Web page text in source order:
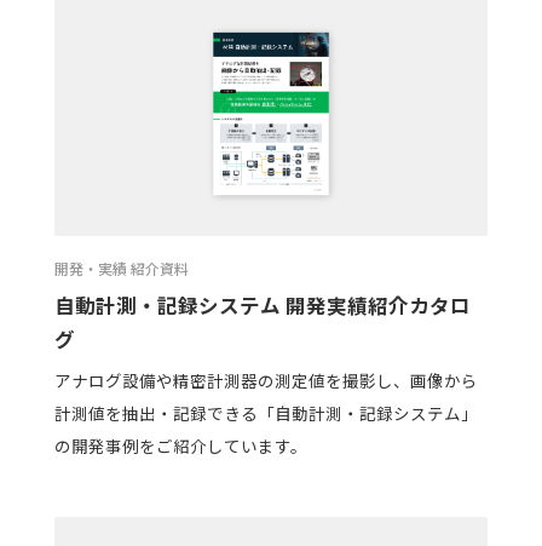
開発・実績 紹介資料
自動計測・記録システム 開発実績紹介カタロ
グ
アナログ設備や精密計測器の測定値を撮影し、画像から
計測値を抽出・記録できる「自動計測・記録システム」
の開発事例をご紹介しています。